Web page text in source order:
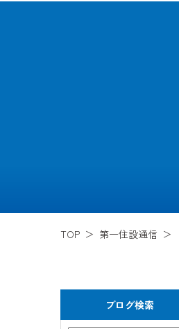
TOP 第一住設通信
ブログ検索